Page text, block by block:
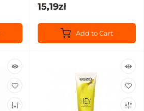
15,19zł
Add to Cart